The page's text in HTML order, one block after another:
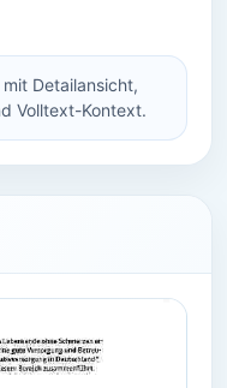
Detailansicht,
Volltext-Kontext.